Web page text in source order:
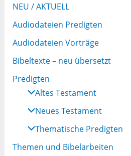
NEU / AKTUELL
Audiodateien Predigten
Audiodateien Vorträge
Bibeltexte – neu übersetzt
Predigten
Altes Testament
Neues Testament
Thematische Predigten
Themen und Bibelarbeiten